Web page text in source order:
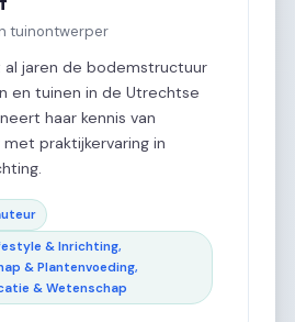
tuinontwerper
al jaren de bodemstructuur
en tuinen in de Utrechtse
haar kennis van
praktijkervaring in
& Inrichting,
& Plantenvoeding,
& Wetenschap